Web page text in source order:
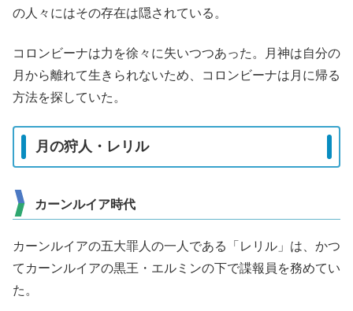
の人々にはその存在は隠されている。
コロンビーナは力を徐々に失いつつあった。月神は自分の
月から離れて生きられないため、コロンビーナは月に帰る
方法を探していた。
月の狩人・レリル
カーンルイア時代
カーンルイアの五大罪人の一人である「レリル」は、かつ
てカーンルイアの黒王・エルミンの下で諜報員を務めてい
た。